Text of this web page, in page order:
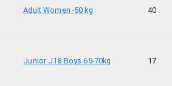
Adult Women -50 kg 40
Junior J18 Boys 65-70kg 17